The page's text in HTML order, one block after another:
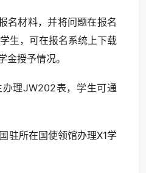
名材料，并将问题在报名
生，可在报名系统上下载
金授予情况。
理JW202表，学生可通
驻所在国使领馆办理X1学